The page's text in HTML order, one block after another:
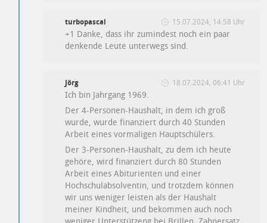
turbopascal 15.07.2024, 14:58 Uhr
+1 Danke, dass ihr zumindest noch ein paar
denkende Leute unterwegs sind.
Jörg 18.07.2024, 06:41 Uhr
Ich bin Jahrgang 1969.
Der 4-Personen-Haushalt, in dem ich groß
wurde, wurde finanziert durch 40 Stunden
Arbeit eines vormaligen Hauptschülers.
Der 3-Personen-Haushalt, zu dem ich heute
gehöre, wird finanziert durch 80 Stunden
Arbeit eines Abiturienten und einer
Hochschulabsolventin, und trotzdem können
wir uns weniger leisten als der Haushalt
meiner Kindheit, und bekommen auch noch